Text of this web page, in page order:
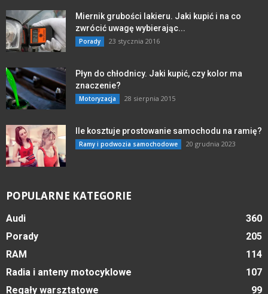
Miernik grubości lakieru. Jaki kupić i na co
zwrócić uwagę wybierając...
Porady 23 stycznia 2016
Płyn do chłodnicy. Jaki kupić, czy kolor ma
znaczenie?
Motoryzacja 28 sierpnia 2015
Ile kosztuje prostowanie samochodu na ramię?
Ramy i podwozia samochodowe 20 grudnia 2023
POPULARNE KATEGORIE
Audi
360
Porady
205
RAM
114
Radia i anteny motocyklowe
107
Regały warsztatowe
99